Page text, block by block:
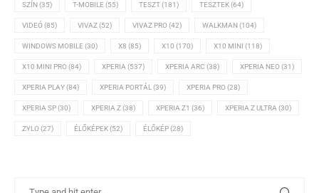
SZÍN(35) T-MOBILE (55) TESZT(181) TESZTEK(64)
VIDEÓ(85) VIVAZ(52) VIVAZ PRO(42) WALKMAN(104)
WINDOWS MOBILE (30) X8 (85) X10 (170) X10 MINI (118)
X10 MINI PRO(84) XPERIA (537) XPERIA ARC (38) XPERIA NEO(31)
XPERIA PLAY(84) XPERIA PORTÁL (39) XPERIA PRO(28)
XPERIA SP(30) XPERIA Z(38) XPERIA Z1 (36) XPERIA Z ULTRA (30)
ZYLO(27) ÉLŐKÉPEK(52) ÉLŐKÉP(28)